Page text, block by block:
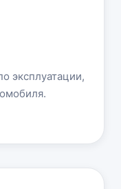
эксплуатации,